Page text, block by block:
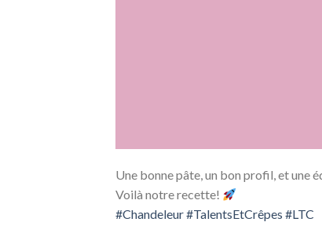
Une bonne pâte, un bon profil, et une
Voilà notre recette!
#Chandeleur#TalentsEtCrêpes #LTC